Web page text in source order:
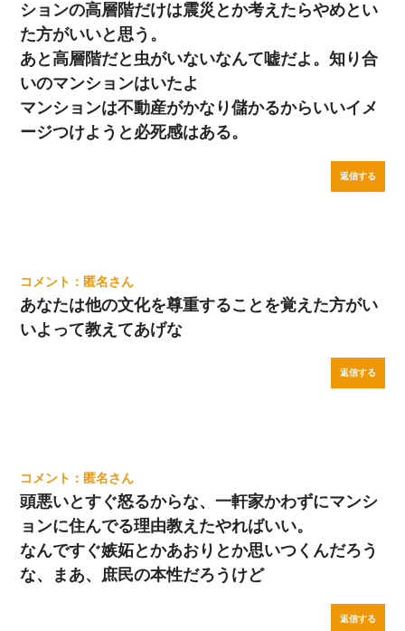
ションの高層階だけは震災とか考えたらやめとい
た方がいいと思う。
あと高層階だと虫がいないなんて嘘だよ。知り合
いのマンションはいたよ
マンションは不動産がかなり儲かるからいいイメ
ージつけようと必死感はある。
返信する
匿名
あなたは他の文化を尊重することを覚えた方がい
いよって教えてあげな
返信する
匿名
頭悪いとすぐ怒るからな、一軒家かわずにマンシ
ョンに住んでる理由教えたやればいい。
なんですぐ嫉妬とかあおりとか思いつくんだろう
な、まあ、庶民の本性だろうけど
返信する